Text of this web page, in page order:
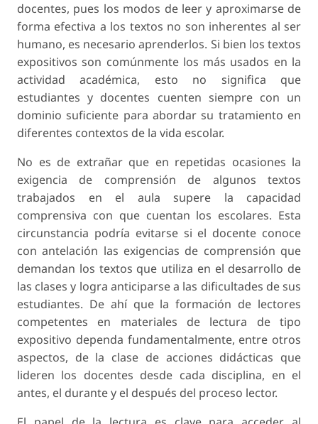
docentes, pues los modos de leer y aproximarse de
forma efectiva a los textos no son inherentes al ser
humano, es necesario aprenderlos. Si bien los textos
expositivos son comúnmente los más usados en la
actividad académica, esto no significa que
estudiantes y docentes cuenten siempre con un
dominio suficiente para abordar su tratamiento en
diferentes contextos de la vida escolar.
No es de extrañar que en repetidas ocasiones la
exigencia de comprensión de algunos textos
trabajados en el aula supere la capacidad
comprensiva con que cuentan los escolares. Esta
circunstancia podría evitarse si el docente conoce
con antelación las exigencias de comprensión que
demandan los textos que utiliza en el desarrollo de
las clases y logra anticiparse a las dificultades de sus
estudiantes. De ahí que la formación de lectores
competentes en materiales de lectura de tipo
expositivo dependa fundamentalmente, entre otros
aspectos, de la clase de acciones didácticas que
lideren los docentes desde cada disciplina, en el
antes, el durante y el después del proceso lector.